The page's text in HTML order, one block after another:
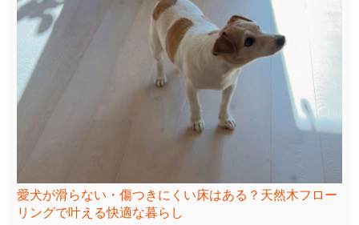
愛犬が滑らない・傷つきにくい床はある？天然木フロー
リングで叶える快適な暮らし